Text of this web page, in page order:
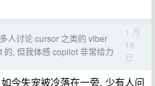
人讨论 cursor 之类的 viber
, 但我体感 copilot 非常给力
1 月
16
日
今失宠被冷落在一旁, 少有人问